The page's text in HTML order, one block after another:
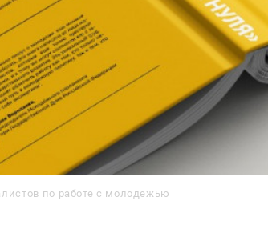
по работе с молодежью